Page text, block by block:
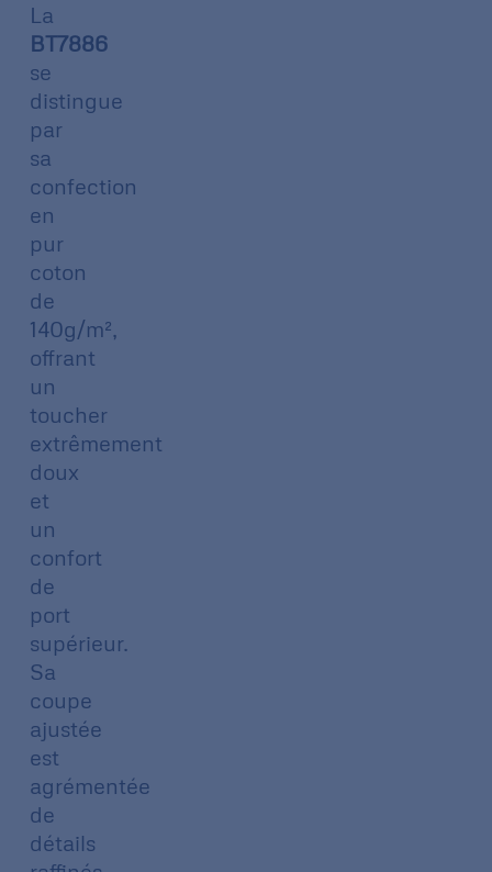
La
BT7886
se
distingue
par
sa
confection
en
pur
coton
de
140g/m²,
offrant
un
toucher
extrêmement
doux
et
un
confort
de
port
supérieur.
Sa
coupe
ajustée
est
agrémentée
de
détails